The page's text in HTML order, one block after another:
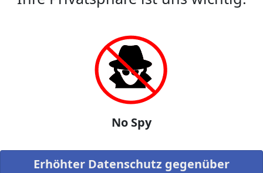
No Spy
Erhöhter Datenschutz gegenüber